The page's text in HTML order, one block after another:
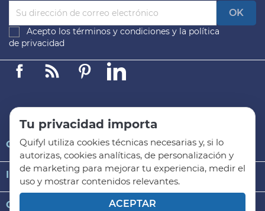
Acepto los términos y condiciones y la política
de privacidad
FacebookLinkedinPinterest
QUIFYL
INFORMACIÓN GENERAL 
CATEGORÍAS DE PRODUCTO
Tu privacidad importa
Quifyl utiliza cookies técnicas necesarias y, si lo
autorizas, cookies analíticas, de personalización y
de marketing para mejorar tu experiencia, medir el
uso y mostrar contenidos relevantes.
ACEPTAR